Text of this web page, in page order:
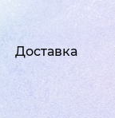
Доставка